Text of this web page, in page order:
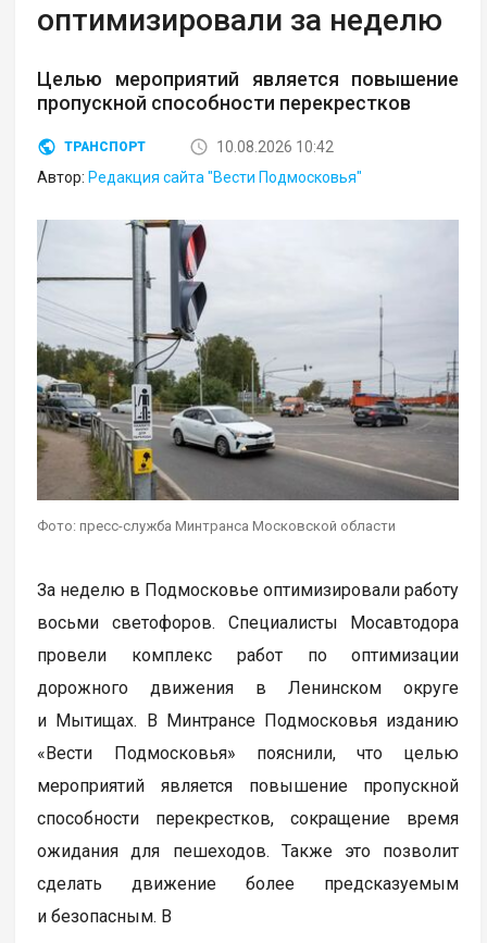
оптимизировали за неделю
Целью мероприятий является повышение
пропускной способности перекрестков
ТРАНСПОРТ
10.08.2026 10:42
Автор: Редакция сайта "Вести Подмосковья"
Фото: пресс-служба Минтранса Московской области
За неделю в Подмосковье оптимизировали работу
восьми светофоров. Специалисты Мосавтодора
провели комплекс работ по оптимизации
дорожного движения в Ленинском округе
и Мытищах. В Минтрансе Подмосковья изданию
«Вести Подмосковья» пояснили, что целью
мероприятий является повышение пропускной
способности перекрестков, сокращение время
ожидания для пешеходов. Также это позволит
сделать движение более предсказуемым
и безопасным. В